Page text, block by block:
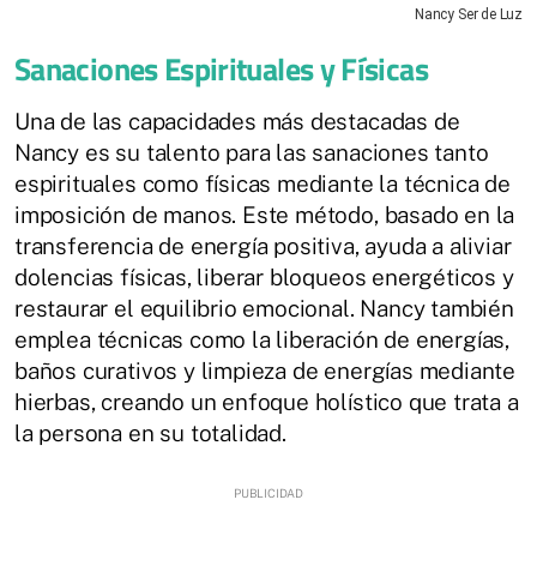
Nancy Ser de Luz
Sanaciones Espirituales y Físicas
Una de las capacidades más destacadas de
Nancy es su talento para las sanaciones tanto
espirituales como físicas mediante la técnica de
imposición de manos. Este método, basado en la
transferencia de energía positiva, ayuda a aliviar
dolencias físicas, liberar bloqueos energéticos y
restaurar el equilibrio emocional. Nancy también
emplea técnicas como la liberación de energías,
baños curativos y limpieza de energías mediante
hierbas, creando un enfoque holístico que trata a
la persona en su totalidad.